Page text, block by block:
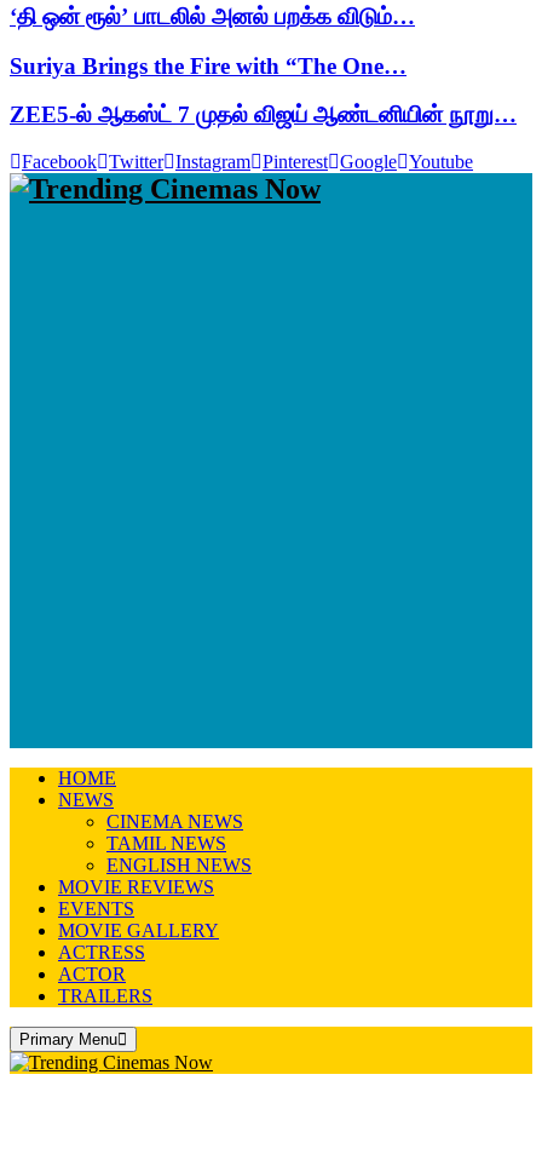
‘தி ஒன் ரூல்’ பாடலில் அனல் பறக்க விடும்…
Suriya Brings the Fire with “The One…
ZEE5-ல் ஆகஸ்ட் 7 முதல் விஜய் ஆண்டனியின் நூறு…
Facebook Twitter Instagram Pinterest Google Youtube
HOME
NEWS
CINEMA NEWS
TAMIL NEWS
ENGLISH NEWS
MOVIE REVIEWS
EVENTS
MOVIE GALLERY
ACTRESS
ACTOR
TRAILERS
Primary Menu